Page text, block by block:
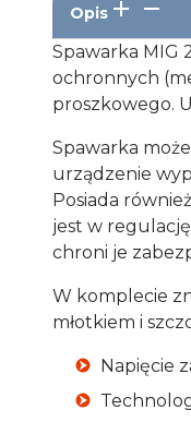
Opis
Spawarka MIG
ochronnych
proszkowego.
Spawarka
urządzenie
Posiada
jest w
chroni je
W komplecie
młotkiem i
Napięcie